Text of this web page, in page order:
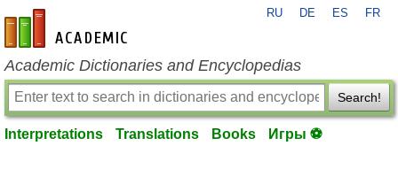
en-academic.com
RU DE ES FR
Academic Dictionaries and Encyclopedias
Search!
Interpretations Translations Books Игры ⚽